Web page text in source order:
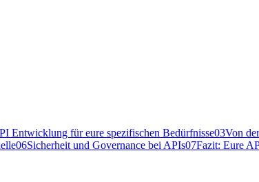
Entwicklung für eure spezifischen Bedürfnisse03Von
06Sicherheit und Governance bei APIs07Fazit: Eure